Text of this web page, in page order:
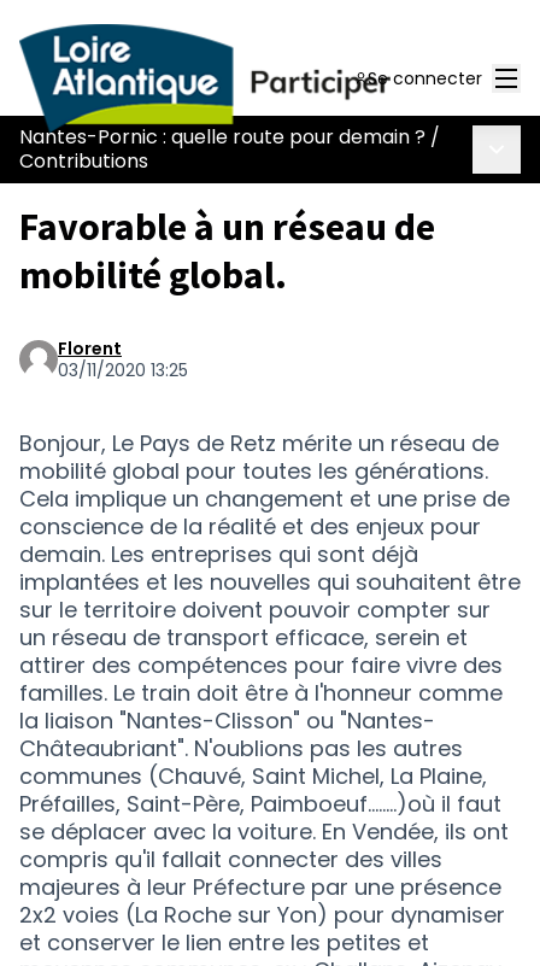
Se connecter
Nantes-Pornic : quelle route pour demain ? /
Contributions
Favorable à un réseau de
mobilité global.
Florent
03/11/2020 13:25
Bonjour, Le Pays de Retz mérite un réseau de
mobilité global pour toutes les générations.
Cela implique un changement et une prise de
conscience de la réalité et des enjeux pour
demain. Les entreprises qui sont déjà
implantées et les nouvelles qui souhaitent être
sur le territoire doivent pouvoir compter sur
un réseau de transport efficace, serein et
attirer des compétences pour faire vivre des
familles. Le train doit être à l'honneur comme
la liaison "Nantes-Clisson" ou "Nantes-
Châteaubriant". N'oublions pas les autres
communes (Chauvé, Saint Michel, La Plaine,
Préfailles, Saint-Père, Paimboeuf........)où il faut
se déplacer avec la voiture. En Vendée, ils ont
compris qu'il fallait connecter des villes
majeures à leur Préfecture par une présence
2x2 voies (La Roche sur Yon) pour dynamiser
et conserver le lien entre les petites et